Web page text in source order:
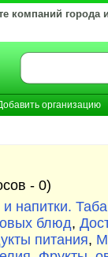
компаний города
организацию
- 0)
напитки.
блюд,
питания,